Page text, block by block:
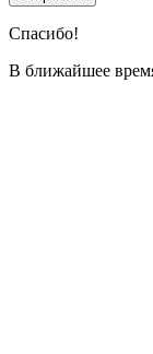
Спасибо!
В ближайшее